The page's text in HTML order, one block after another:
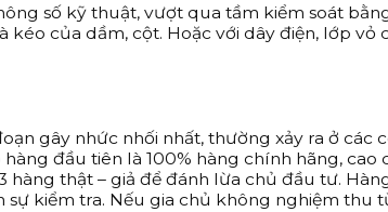
số kỹ thuật, vượt qua tầm kiểm soát
của dầm, cột. Hoặc với dây điện, lớp
gây nhức nhối nhất, thường xảy ra ở
đầu tiên là 100% hàng chính hãng,
hàng thật – giả để đánh lừa chủ đầu tư.
kiểm tra. Nếu gia chủ không nghiệm thu